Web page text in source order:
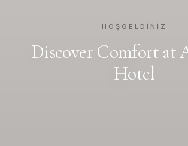
HOŞGELDINIZ
Discover Comfort at
Hotel